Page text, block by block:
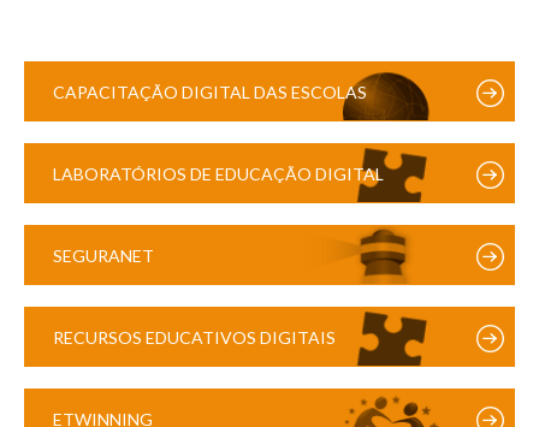
CAPACITAÇÃO DIGITAL DAS ESCOLAS
LABORATÓRIOS DE EDUCAÇÃO DIGITAL
SEGURANET
RECURSOS EDUCATIVOS DIGITAIS
ETWINNING